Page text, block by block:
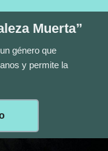
Muerta”
género que
y permite la